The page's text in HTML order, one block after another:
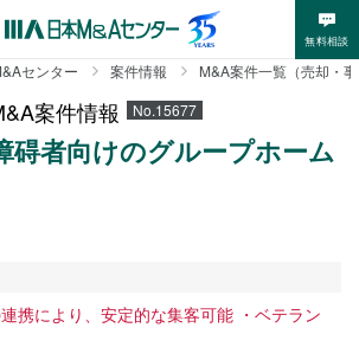
無料相談
センター 案件情報 M&A案件一覧（売却・
案件情報 No.15677
碍者向けのグループホーム
携により、安定的な集客可能 ・ベテラン